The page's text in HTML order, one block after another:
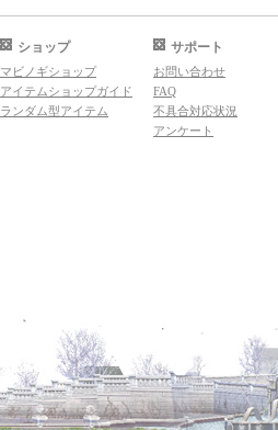
ショップ
マビノギショップ
アイテムショップガイド
ランダム型アイテム
サポート
お問い合わせ
FAQ
不具合対応状況
アンケート